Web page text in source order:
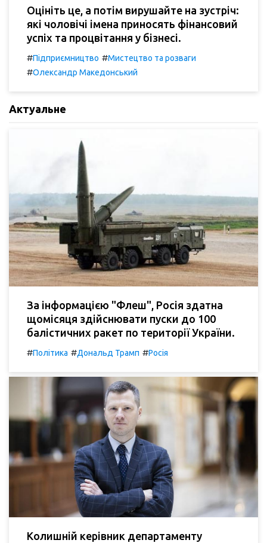
Оцініть це, а потім вирушайте на зустріч:
які чоловічі імена приносять фінансовий
успіх та процвітання у бізнесі.
#Підприємництво #Мистецтво та розваги
#Олександр Македонський
Актуальне
За інформацією "Флеш", Росія здатна
щомісяця здійснювати пуски до 100
балістичних ракет по території України.
#Політика #Дональд Трамп #Росія
Колишній керівник департаменту